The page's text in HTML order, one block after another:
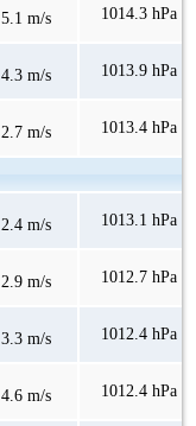
5.1 m/s 1014.3 hPa
4.3 m/s 1013.9 hPa
2.7 m/s 1013.4 hPa
2.4 m/s 1013.1 hPa
2.9 m/s 1012.7 hPa
3.3 m/s 1012.4 hPa
4.6 m/s 1012.4 hPa